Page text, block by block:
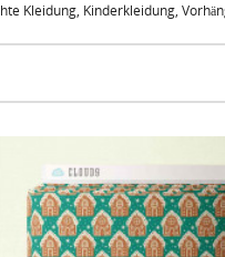
Kleidung, Kinderkleidung,